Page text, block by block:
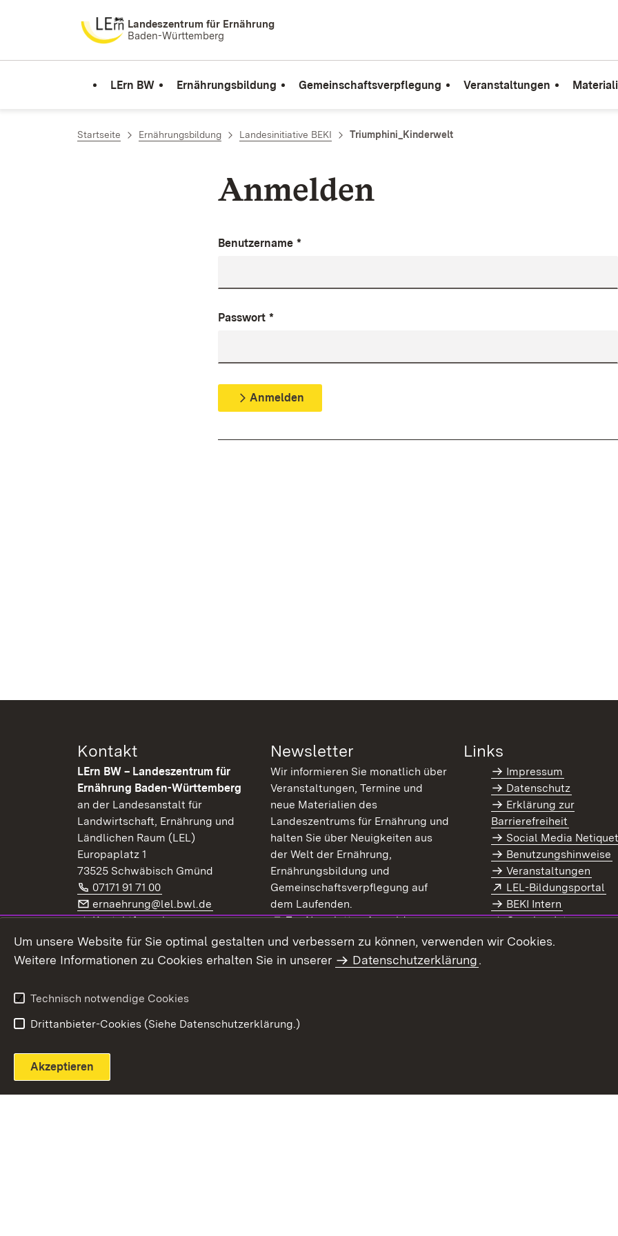
Zum Inhalt springenLandeszentrum für Ernährung
Baden-Württemberg
LErn BW Ernährungsbildung Gemeinschaftsverpflegung Veranstaltungen
Startseite Ernährungsbildung Landesinitiative BEKI Triumphini_Kinderwelt
Anmelden
Benutzername *
Passwort *
Anmelden
Kontakt
LErn BW – Landeszentrum für
Ernährung Baden-Württemberg
an der Landesanstalt für
Landwirtschaft, Ernährung und
Ländlichen Raum (LEL)
Europaplatz 1
73525 Schwäbisch Gmünd
Telefon:
07171 91 71 00 (Öffnet in neuem Fenster)
E-Mail:
ernaehrung@lel.bwl.de (Öffnet in neuem Fenster)
Kontaktformular
Extern:
LinkedIn (Öffnet in neuem Fenster)
Newsletter
Wir informieren Sie monatlich über
Veranstaltungen, Termine und
neue Materialien des
Landeszentrums für Ernährung und
halten Sie über Neuigkeiten aus
der Welt der Ernährung,
Ernährungsbildung und
Gemeinschaftsverpflegung auf
dem Laufenden.
Extern:
Zur Newsletter-Anmeldung(Öffnet in neuem Fenster)
Newsletter-Archiv
Links
Impressum
Datenschutz
Erklärung zur
Barrierefreiheit
Social Media
Benutzungshinweise
Veranstaltungen
Extern:
LEL-Bildungsportal
BEKI Intern
Coaches Intern
Intranet
Um unsere Website für Sie optimal gestalten und verbessern zu können, verwenden wir Cookies.
Weitere Informationen zu Cookies erhalten Sie in unserer
Datenschutzerklärung.
Technisch notwendige Cookies
Drittanbieter-Cookies (Siehe Datenschutzerklärung.)
Akzeptieren